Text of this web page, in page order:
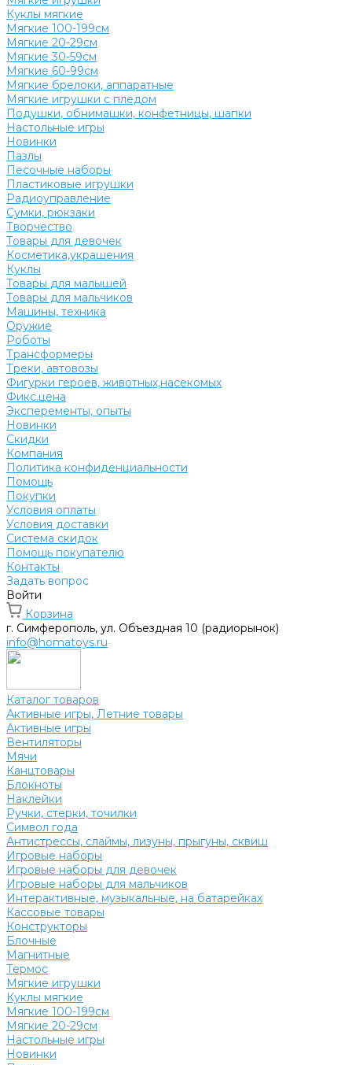
Куклы мягкие
Мягкие 100-199см
Мягкие 20-29см
Мягкие 30-59см
Мягкие 60-99см
Мягкие брелоки, аппаратные
Мягкие игрушки с пледом
Подушки, обнимашки, конфетницы, шапки
Настольные игры
Новинки
Пазлы
Песочные наборы
Пластиковые игрушки
Радиоуправление
Сумки, рюкзаки
Творчество
Товары для девочек
Косметика,украшения
Куклы
Товары для малышей
Товары для мальчиков
Машины, техника
Оружие
Роботы
Трансформеры
Треки, автовозы
Фигурки героев, животных,насекомых
Фикс.цена
Эксперементы, опыты
Новинки
Скидки
Компания
Политика конфиденциальности
Помощь
Покупки
Условия оплаты
Условия доставки
Система скидок
Помощь покупателю
Контакты
Задать вопрос
Войти
Корзина
г. Симферополь, ул. Объездная 10 (радиорынок)
info@homatoys.ru
Каталог товаров
Активные игры, Летние товары
Активные игры
Вентиляторы
Мячи
Канцтовары
Блокноты
Наклейки
Ручки, стерки, точилки
Символ года
Антистрессы, слаймы, лизуны, прыгуны, сквиш
Игровые наборы
Игровые наборы для девочек
Игровые наборы для мальчиков
Интерактивные, музыкальные, на батарейках
Кассовые товары
Конструкторы
Блочные
Магнитные
Термос
Мягкие игрушки
Куклы мягкие
Мягкие 100-199см
Мягкие 20-29см
Настольные игры
Новинки